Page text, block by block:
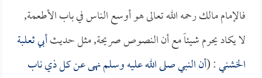
فالإمام مالك رحمه الله تعالى هو أوسع الناس في باب الأطعمة,
لا يكاد يحرم شيئاً مع أن النصوص صريحة, مثل حديثأبي ثعلبة
الخشني: (أن النبي صلى الله عليه وسلم نهى عن كل ذي ناب